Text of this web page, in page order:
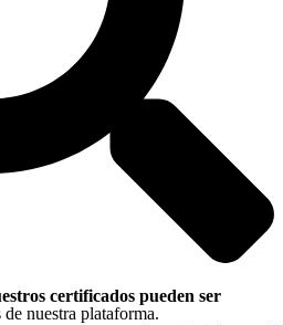
certificados pueden ser
nuestra plataforma.